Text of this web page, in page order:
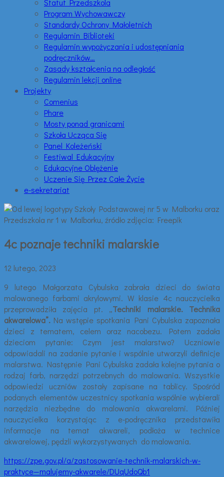
Statut Przedszkola
Program Wychowawczy
Standardy Ochrony Małoletnich
Regulamin Biblioteki
Regulamin wypożyczania i udostępniania
podręczników…
Zasady kształcenia na odległość
Regulamin lekcji online
Projekty
Comenius
Phare
Mosty ponad granicami
Szkoła Ucząca Się
Panel Koleżeński
Festiwal Edukacyjny
Edukacyjne Oblężenie
Uczenie Się Przez Całe Życie
e-sekretariat
4c poznaje techniki malarskie
12 lutego, 2023
9 lutego Małgorzata Cybulska zabrała dzieci do świata
malowanego farbami akrylowymi. W klasie 4c nauczycielka
przeprowadziła zajęcia pt. „Techniki malarskie. Technika
akwarelowa”. Na wstępie spotkania Pani Cybulska zapoznała
dzieci z tematem, celem oraz nacobezu. Potem zadała
dzieciom pytanie: Czym jest malarstwo? Uczniowie
odpowiadali na zadanie pytanie i wspólnie utworzyli definicje
malarstwa. Następnie Pani Cybulska zadała kolejne pytania o
rodzaj farb, narzędzi potrzebnych do malowania. Wszystkie
odpowiedzi uczniów zostały zapisane na tablicy. Spośród
podanych elementów uczestnicy spotkania wspólnie wybierali
narzędzia niezbędne do malowania akwarelami. Później
nauczycielka korzystając z e-podręcznika przedstawiła
informacje na temat akwareli, podłoża w technice
akwarelowej, pędzli wykorzystywanych do malowania.
https://zpe.gov.pl/a/zastosowanie-technik-malarskich-w-
praktyce—malujemy-akwarele/DUqUdoQb1